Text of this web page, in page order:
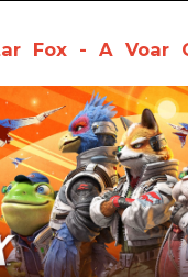
Fox - A Voar